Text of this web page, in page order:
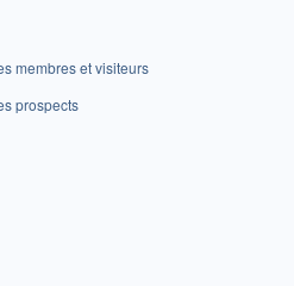
membres et visiteurs
prospects